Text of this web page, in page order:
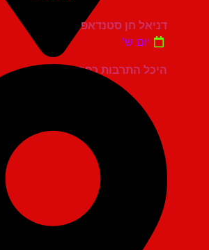
היכל התרבות כפר סבא
דניאל חן סטנדאפ
יום ש'